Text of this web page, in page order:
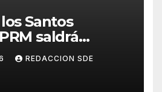
Santos
saldrá
proceso
escoger nuevas
REDACCION SDE